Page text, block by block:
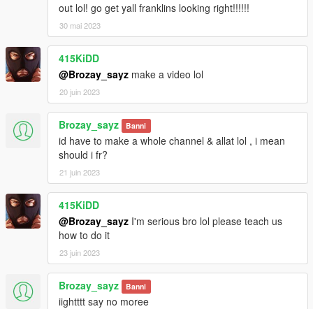
out lol! go get yall franklins looking right!!!!!!
30 mai 2023
415KiDD
@Brozay_sayz make a video lol
20 juin 2023
Brozay_sayz Banni
id have to make a whole channel & allat lol , i mean
should i fr?
21 juin 2023
415KiDD
@Brozay_sayz I'm serious bro lol please teach us
how to do it
23 juin 2023
Brozay_sayz Banni
iightttt say no moree